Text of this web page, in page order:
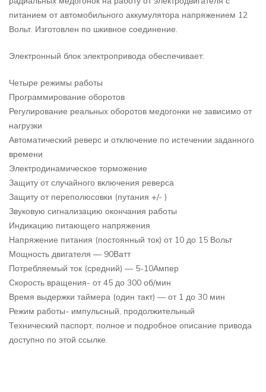
питанием от автомобильного аккумулятора напряжением 12
Вольт. Изготовлен по шкивное соединение.
Электронный блок электропривода обеспечивает:
Четыре режимы работы
Программирование оборотов
Регулирование реальных оборотов медогонки не зависимо от
нагрузки
Автоматический реверс и отключение по истечении заданного
времени
Электродинамическое торможение
Защиту от случайного включения реверса
Защиту от переполюсовки (путания +/- )
Звуковую сигнализацию окончания работы
Индикацию питающего напряжения
Напряжение питания (постоянный ток) от 10 до 15 Вольт
Мощность двигателя — 90Ватт
Потребляемый ток (средний) — 5-10Ампер
Скорость вращения- от 45 до 300 об/мин
Время выдержки таймера (один такт) — от 1 до 30 мин
Режим работы- импульсный, продолжительный
Технический паспорт, полное и подробное описание привода
доступно по этой ссылке.